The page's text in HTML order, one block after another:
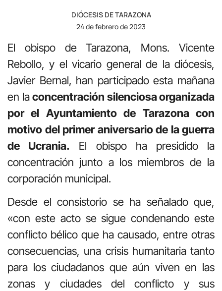
DIÓCESIS DE TARAZONA
24 de febrero de 2023
El obispo de Tarazona, Mons. Vicente
Rebollo, y el vicario general de la diócesis,
Javier Bernal, han participado esta mañana
en laconcentración silenciosa organizada
por el Ayuntamiento de Tarazona con
motivo del primer aniversario de la guerra
de Ucrania. El obispo ha presidido la
concentración junto a los miembros de la
corporación municipal.
Desde el consistorio se ha señalado que,
«con este acto se sigue condenando este
conflicto bélico que ha causado, entre otras
consecuencias, una crisis humanitaria tanto
para los ciudadanos que aún viven en las
zonas y ciudades del conflicto y sus